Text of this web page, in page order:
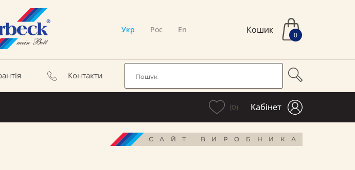
Укр Рос En Кошик 0
Контакти
(0) Кабінет
САЙТ ВИРОБНИКА